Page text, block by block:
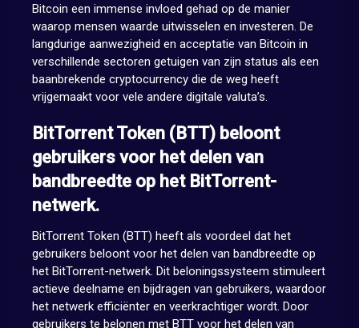
Bitcoin een immense invloed gehad op de manier
waarop mensen waarde uitwisselen en investeren. De
langdurige aanwezigheid en acceptatie van Bitcoin in
verschillende sectoren getuigen van zijn status als een
baanbrekende cryptocurrency die de weg heeft
vrijgemaakt voor vele andere digitale valuta’s.
BitTorrent Token (BTT) beloont
gebruikers voor het delen van
bandbreedte op het BitTorrent-
netwerk.
BitTorrent Token (BTT) heeft als voordeel dat het
gebruikers beloont voor het delen van bandbreedte op
het BitTorrent-netwerk. Dit beloningssysteem stimuleert
actieve deelname en bijdragen van gebruikers, waardoor
het netwerk efficiënter en veerkrachtiger wordt. Door
gebruikers te belonen met BTT voor het delen van